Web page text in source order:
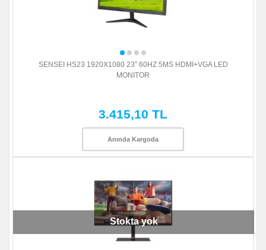
SENSEI HS23 1920X1080 23" 60HZ 5MS HDMI+VGA LED
MONITOR
3.415,10 TL
Anında Kargoda
Stokta yok